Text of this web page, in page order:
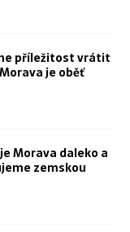
příležitost vrátit
je oběť
Morava daleko a
zemskou